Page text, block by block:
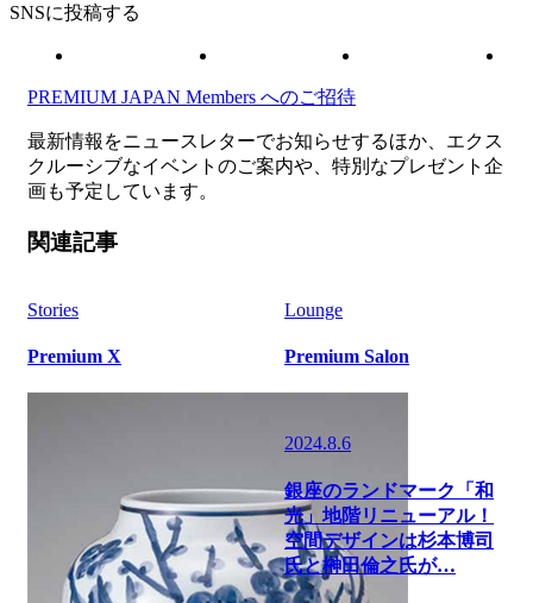
SNSに投稿する
PREMIUM JAPAN Members へのご招待
最新情報をニュースレターでお知らせするほか、エクス
クルーシブなイベントのご案内や、特別なプレゼント企
画も予定しています。
関連記事
Stories
Premium X
Lounge
Premium Salon
2024.8.6
銀座のランドマーク「和
光」地階リニューアル！
空間デザインは杉本博司
氏と榊田倫之氏が…